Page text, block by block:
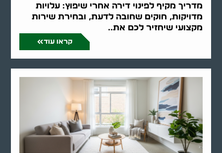
מדריך מקיף לפינוי דירה אחרי שיפוץ: עלויות
מדויקות, חוקים שחובה לדעת, ובחירת שירות
מקצועי שיחזיר לכם את..
קראו עוד